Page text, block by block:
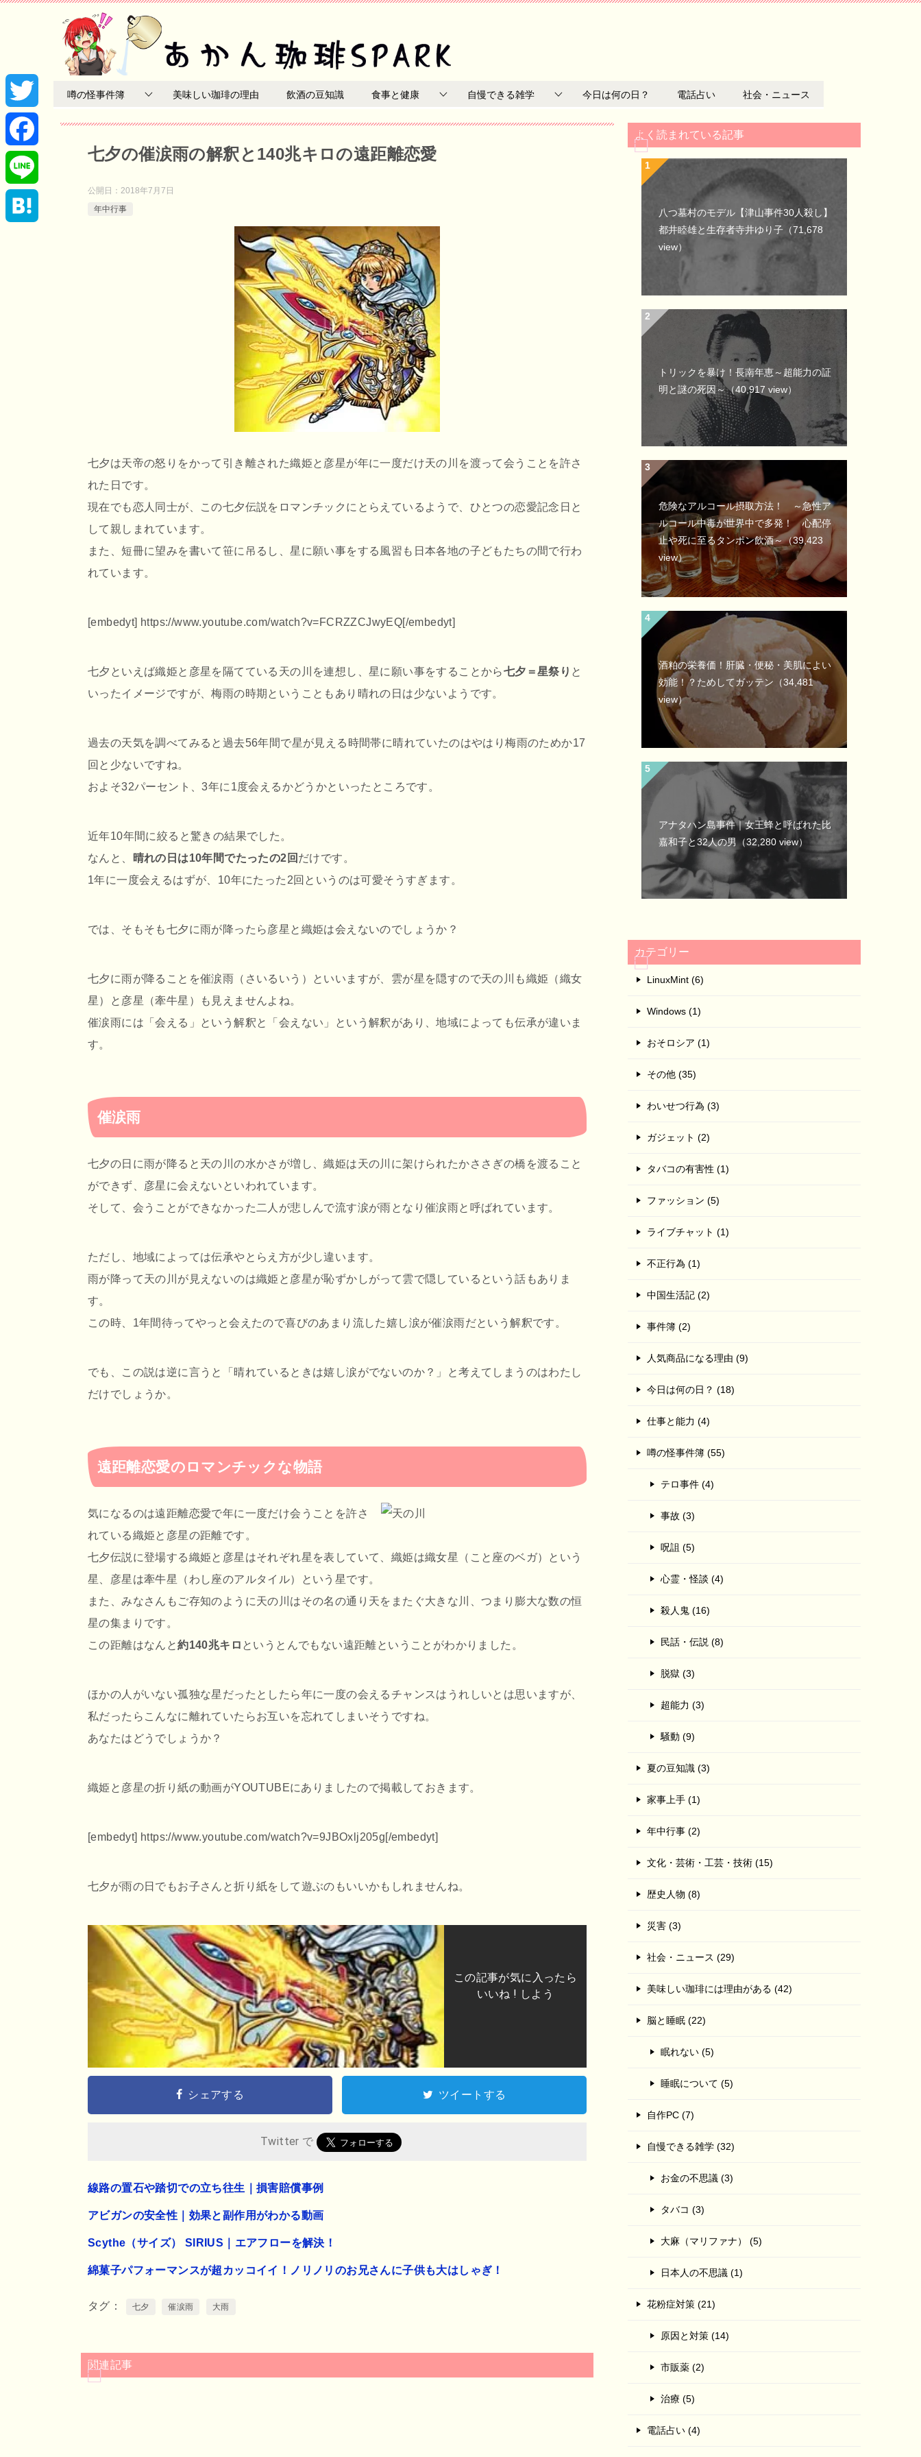
噂の怪事件簿 美味しい珈琲の理由 飲酒の豆知識 食事と健康 自慢できる雑学 今日は何の日？ 電話占い 社会・ニュース
七夕の催涙雨の解釈と140兆キロの遠距離恋愛
公開日： 2018年7月7日
年中行事
七夕は天帝の怒りをかって引き離された織姫と彦星が年に一度だけ天の川を渡って会うことを許さ
れた日です。
現在でも恋人同士が、この七夕伝説をロマンチックにとらえているようで、ひとつの恋愛記念日と
して親しまれています。
また、短冊に望みを書いて笹に吊るし、星に願い事をする風習も日本各地の子どもたちの間で行わ
れています。
[embedyt] https://www.youtube.com/watch?v=FCRZZCJwyEQ[/embedyt]
七夕といえば織姫と彦星を隔てている天の川を連想し、星に願い事をすることから七夕＝星祭り と
いったイメージですが、梅雨の時期ということもあり晴れの日は少ないようです。
過去の天気を調べてみると過去56年間で星が見える時間帯に晴れていたのはやはり梅雨のためか17
回と少ないですね。
およそ32パーセント、3年に1度会えるかどうかといったところです。
近年10年間に絞ると驚きの結果でした。
なんと、
晴れの日は10年間でたったの2回 だけです。
1年に一度会えるはずが、10年にたった2回というのは可愛そうすぎます。
では、そもそも七夕に雨が降ったら彦星と織姫は会えないのでしょうか？
七夕に雨が降ることを催涙雨（さいるいう）といいますが、雲が星を隠すので天の川も織姫（織女
星）と彦星（牽牛星）も見えませんよね。
催涙雨には「会える」という解釈と「会えない」という解釈があり、地域によっても伝承が違いま
す。
催涙雨
七夕の日に雨が降ると天の川の水かさが増し、織姫は天の川に架けられたかささぎの橋を渡ること
ができず、彦星に会えないといわれています。
そして、会うことができなかった二人が悲しんで流す涙が雨となり催涙雨と呼ばれています。
ただし、地域によっては伝承やとらえ方が少し違います。
雨が降って天の川が見えないのは織姫と彦星が恥ずかしがって雲で隠しているという話もありま
す。
この時、1年間待ってやっと会えたので喜びのあまり流した嬉し涙が催涙雨だという解釈です。
でも、この説は逆に言うと「晴れているときは嬉し涙がでないのか？」と考えてしまうのはわたし
だけでしょうか。
遠距離恋愛のロマンチックな物語
気になるのは遠距離恋愛で年に一度だけ会うことを許さ
れている織姫と彦星の距離です。
七夕伝説に登場する織姫と彦星はそれぞれ星を表していて、織姫は織女星（こと座のベガ）という
星、彦星は牽牛星（わし座のアルタイル）という星です。
また、みなさんもご存知のように天の川はその名の通り天をまたぐ大きな川、つまり膨大な数の恒
星の集まりです。
この距離はなんと約140兆キロ というとんでもない遠距離ということがわかりました。
ほかの人がいない孤独な星だったとしたら年に一度の会えるチャンスはうれしいとは思いますが、
私だったらこんなに離れていたらお互いを忘れてしまいそうですね。
あなたはどうでしょうか？
織姫と彦星の折り紙の動画がYOUTUBEにありましたので掲載しておきます。
[embedyt] https://www.youtube.com/watch?v=9JBOxlj205g[/embedyt]
七夕が雨の日でもお子さんと折り紙をして遊ぶのもいいかもしれませんね。
この記事が気に入ったら
いいね ! しよう
シェアする ツイートする
Twitter で
線路の置石や踏切での立ち往生｜損害賠償事例
アビガンの安全性｜効果と副作用がわかる動画
Scythe（サイズ） SIRIUS｜エアフローを解決！
綿菓子パフォーマンスが超カッコイイ！ノリノリのお兄さんに子供も大はしゃぎ！
タグ 七夕 催涙雨 大雨
関連記事
よく読まれている記事
八つ墓村のモデル【津山事件30人殺し】
都井睦雄と生存者寺井ゆり子 （71,678
view）
トリックを暴け！長南年恵～超能力の証
明と謎の死因～（40,917 view）
危険なアルコール摂取方法！ ～急性ア
ルコール中毒が世界中で多発！ 心配停
止や死に至るタンポン飲酒～（39,423
view）
酒粕の栄養価！肝臓・便秘・美肌によい
効能！？ためしてガッテン （34,481
view）
アナタハン島事件｜女王蜂と呼ばれた比
嘉和子と32人の男（32,280 view）
カテゴリー
LinuxMint (6)
Windows (1)
おそロシア (1)
その他 (35)
わいせつ行為 (3)
ガジェット (2)
タバコの有害性 (1)
ファッション (5)
ライブチャット (1)
不正行為 (1)
中国生活記 (2)
事件簿 (2)
人気商品になる理由 (9)
今日は何の日？ (18)
仕事と能力 (4)
噂の怪事件簿 (55)
テロ事件 (4)
事故 (3)
呪詛 (5)
心霊・怪談 (4)
殺人鬼 (16)
民話・伝説 (8)
脱獄 (3)
超能力 (3)
騒動 (9)
夏の豆知識 (3)
家事上手 (1)
年中行事 (2)
文化・芸術・工芸・技術 (15)
歴史人物 (8)
災害 (3)
社会・ニュース (29)
美味しい珈琲には理由がある (42)
脳と睡眠 (22)
眠れない (5)
睡眠について (5)
自作PC (7)
自慢できる雑学 (32)
お金の不思議 (3)
タバコ (3)
大麻（マリファナ） (5)
日本人の不思議 (1)
花粉症対策 (21)
原因と対策 (14)
市販薬 (2)
治療 (5)
電話占い (4)
T
w
i
t
F
a